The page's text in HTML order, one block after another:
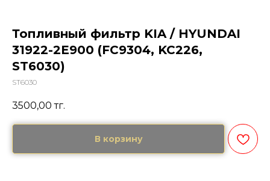
Топливный фильтр KIA / HYUNDAI
31922-2E900 (FC9304, KC226,
ST6030)
ST6030
3500,00 тг.
В корзину